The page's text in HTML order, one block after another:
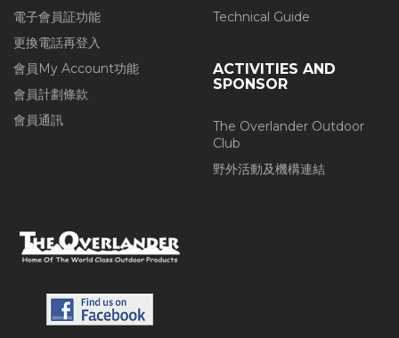
電子會員証功能
更換電話再登入
會員My Account功能
會員計劃條款
會員通訊
Technical Guide
ACTIVITIES AND
SPONSOR
The Overlander Outdoor
Club
野外活動及機構連結